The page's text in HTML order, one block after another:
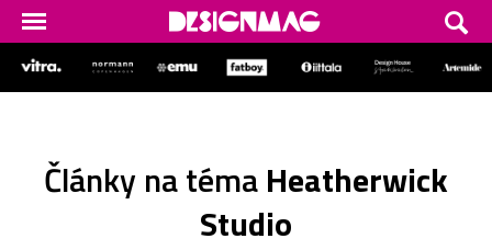
Články na témaHeatherwick
Studio